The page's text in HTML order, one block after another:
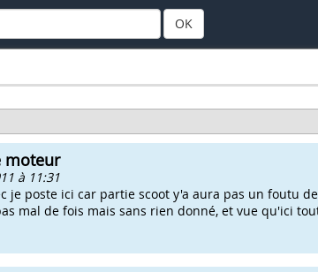
OK
moteur
à 11:31
je poste ici car partie scoot y'a aura pas un foutu
mal de fois mais sans rien donné, et vue qu'ici